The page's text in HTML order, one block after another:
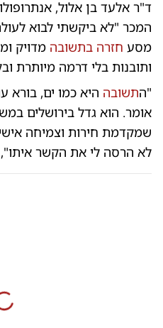
ד"ר אלעד בן אלול,
המכר "לא ביקשתי לבוא
מסע חזרה בתשובה מדויק
ותובנות בלי דרמה מיותרת
"התשובה היא כמו ים, בורא
אומר. הוא גדל בירושלים
שמקדמת חירות וצמיחה
לא הרסה לי את הקשר איתו",